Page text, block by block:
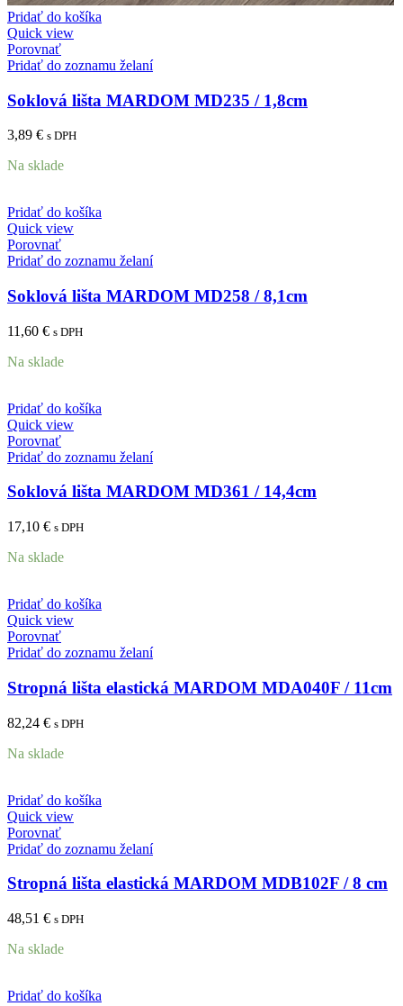
Pridať do košíka
Quick view
Porovnať
Pridať do zoznamu želaní
Soklová lišta MARDOM MD235 / 1,8cm
3,89 € s DPH
Na sklade
Pridať do košíka
Quick view
Porovnať
Pridať do zoznamu želaní
Soklová lišta MARDOM MD258 / 8,1cm
11,60 € s DPH
Na sklade
Pridať do košíka
Quick view
Porovnať
Pridať do zoznamu želaní
Soklová lišta MARDOM MD361 / 14,4cm
17,10 € s DPH
Na sklade
Pridať do košíka
Quick view
Porovnať
Pridať do zoznamu želaní
Stropná lišta elastická MARDOM MDA040F / 11cm
82,24 € s DPH
Na sklade
Pridať do košíka
Quick view
Porovnať
Pridať do zoznamu želaní
Stropná lišta elastická MARDOM MDB102F / 8 cm
48,51 € s DPH
Na sklade
Pridať do košíka